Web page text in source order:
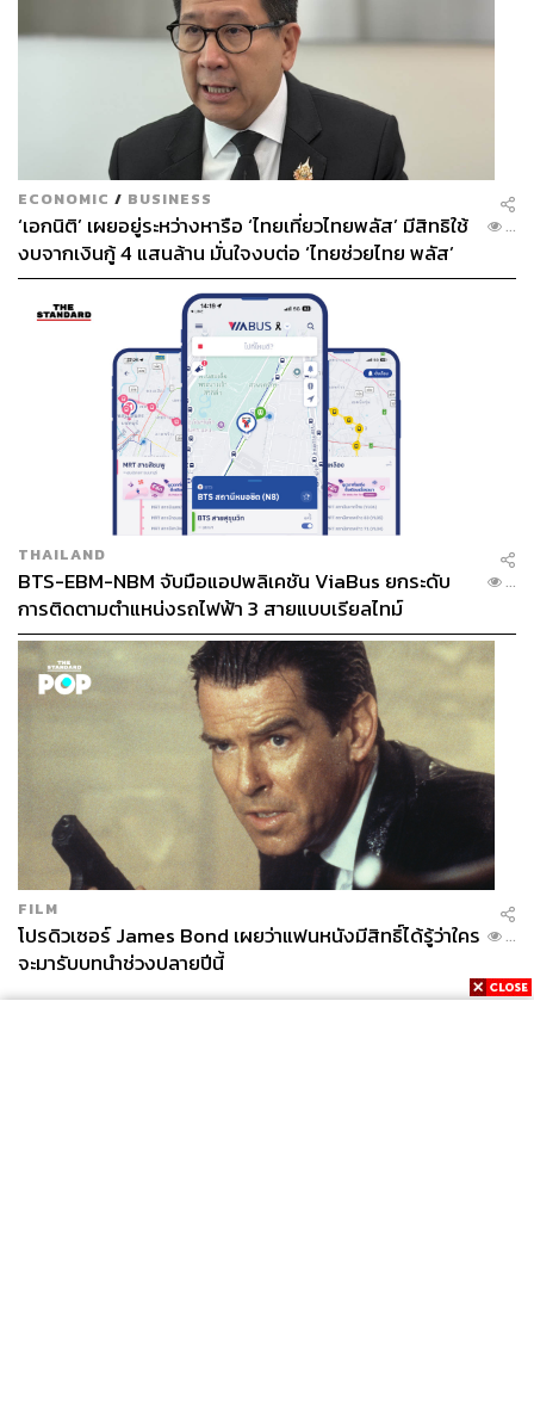
ECONOMIC / BUSINESS
‘เอกนิติ’ เผยอยู่ระหว่างหารือ ‘ไทยเที่ยวไทยพลัส’ มีสิทธิใช้
งบจากเงินกู้ 4 แสนล้าน มั่นใจงบต่อ ‘ไทยช่วยไทย พลัส’
เฟส 2 มีเพียงพอ
...
THAILAND
BTS-EBM-NBM จับมือแอปพลิเคชัน ViaBus ยกระดับ
การติดตามตำแหน่งรถไฟฟ้า 3 สายแบบเรียลไทม์
...
FILM
โปรดิวเซอร์ James Bond เผยว่าแฟนหนังมีสิทธิ์ได้รู้ว่าใคร
จะมารับบทนำช่วงปลายปีนี้
...